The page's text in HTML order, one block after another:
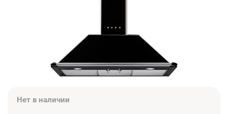
Нет в наличии